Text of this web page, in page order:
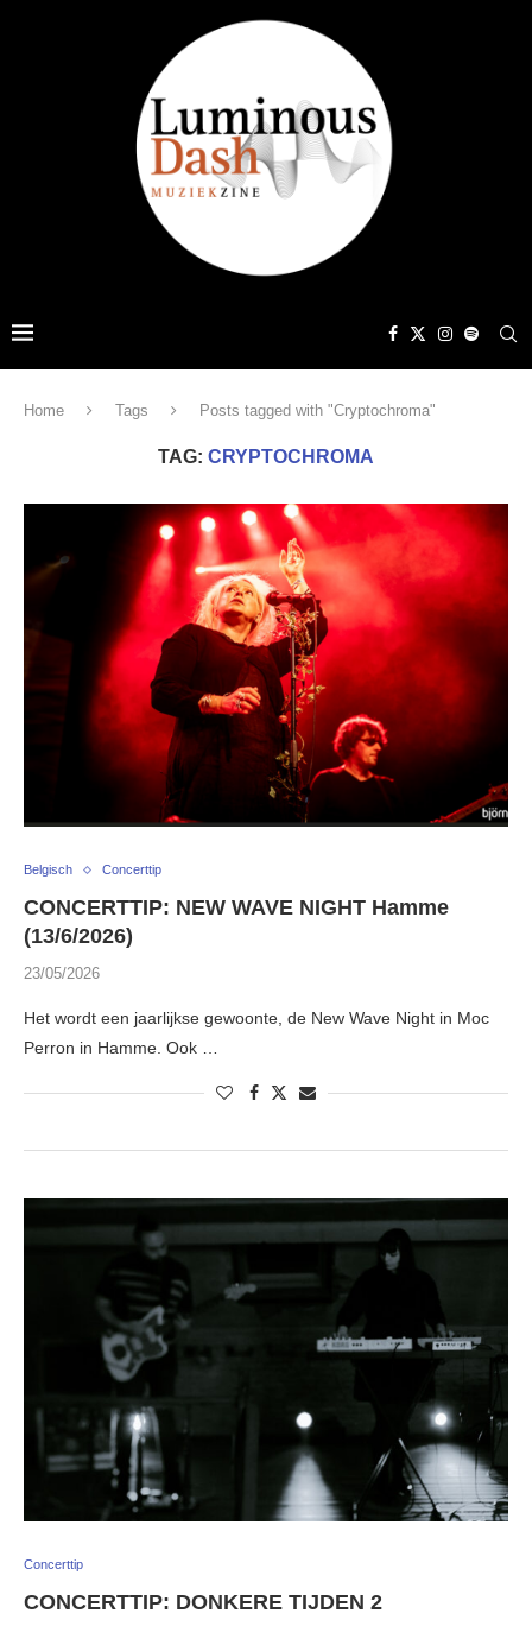
Home Tags Posts tagged with "Cryptochroma"
TAG: CRYPTOCHROMA
Belgisch Concerttip
CONCERTTIP: NEW WAVE NIGHT Hamme
(13/6/2026)
23/05/2026
Het wordt een jaarlijkse gewoonte, de New Wave Night in Moc
Perron in Hamme. Ook …
Concerttip
CONCERTTIP: DONKERE TIJDEN 2